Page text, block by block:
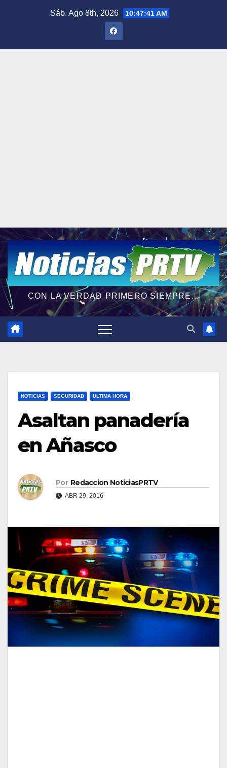
Sáb. Ago 8th, 2026 10:47:41 AM
CON LA VERDAD PRIMERO SIEMPRE...
NOTICIAS SEGURIDAD ULTIMA HORA
Asaltan panadería
en Añasco
Por Redaccion NoticiasPRTV
ABR 29, 2016